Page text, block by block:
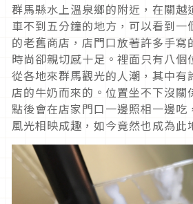
群馬縣水上溫泉鄉的附近，在關越
車不到五分鐘的地方，可以看到一
的老舊商店，店門口放著許多手寫
時尚卻親切感十足。裡面只有八個
從各地來群馬觀光的人潮，其中有
店的牛奶而來的。位置坐不下沒關
點後會在店家門口一邊照相一邊吃
風光相映成趣，如今竟然也成為此